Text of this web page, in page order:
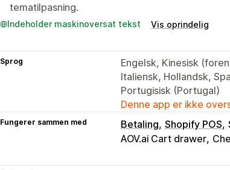
tematilpasning.
Indeholder maskinoversat tekst Vis oprindelig
Sprog
Engelsk, Kinesisk
Italiensk, Hollandsk,
Portugisisk (Portugal)
Denne app er ikke
Fungerer sammen med Betaling Shopify POS
AOV.ai Cart drawer